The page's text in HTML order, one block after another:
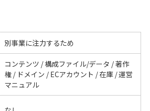
別事業に注力するため
コンテンツ / 構成ファイル/データ / 著作
権 / ドメイン / ECアカウント / 在庫 / 運営
マニュアル